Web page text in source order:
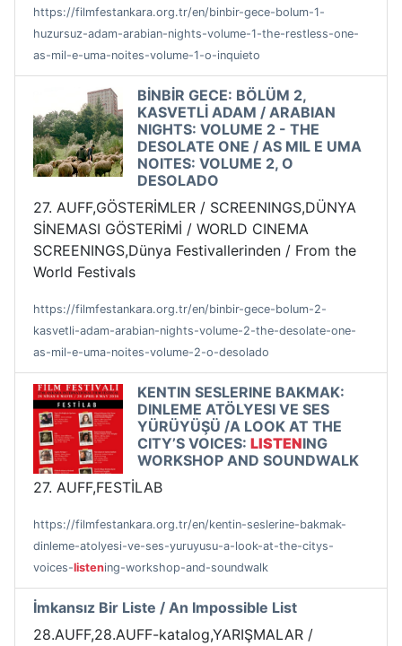
https://filmfestankara.org.tr/en/binbir-gece-bolum-1-
huzursuz-adam-arabian-nights-volume-1-the-restless-one-
as-mil-e-uma-noites-volume-1-o-inquieto
BİNBİR GECE: BÖLÜM 2,
KASVETLİ ADAM / ARABIAN
NIGHTS: VOLUME 2 - THE
DESOLATE ONE / AS MIL E UMA
NOITES: VOLUME 2, O
DESOLADO
27. AUFF,GÖSTERİMLER / SCREENINGS,DÜNYA
SİNEMASI GÖSTERİMİ / WORLD CINEMA
SCREENINGS,Dünya Festivallerinden / From the
World Festivals
https://filmfestankara.org.tr/en/binbir-gece-bolum-2-
kasvetli-adam-arabian-nights-volume-2-the-desolate-one-
as-mil-e-uma-noites-volume-2-o-desolado
KENTIN SESLERINE BAKMAK:
DINLEME ATÖLYESI VE SES
YÜRÜYÜŞÜ /A LOOK AT THE
CITY’S VOICES: LISTENING
WORKSHOP AND SOUNDWALK
27. AUFF,FESTİLAB
https://filmfestankara.org.tr/en/kentin-seslerine-bakmak-
dinleme-atolyesi-ve-ses-yuruyusu-a-look-at-the-citys-
voices-listening-workshop-and-soundwalk
İmkansız Bir Liste / An Impossible List
28.AUFF,28.AUFF-katalog,YARIŞMALAR /